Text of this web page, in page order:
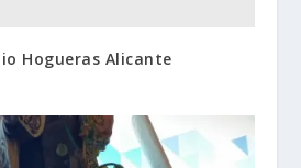
Hogueras Alicante